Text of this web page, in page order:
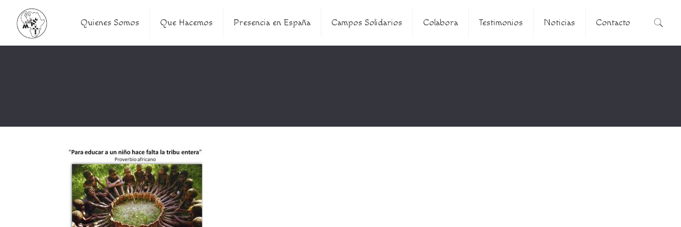
Quienes Somos Que Hacemos Presencia en España Campos Solidarios Colabora Testimonios Noticias Contacto